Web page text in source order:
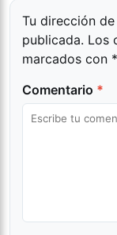
Tu dirección
publicada. Los
marcados con *
Comentario *